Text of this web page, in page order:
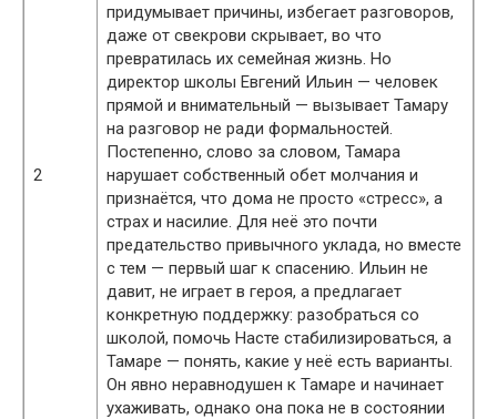
2
придумывает причины, избегает разговоров,
даже от свекрови скрывает, во что
превратилась их семейная жизнь. Но
директор школы Евгений Ильин — человек
прямой и внимательный — вызывает Тамару
на разговор не ради формальностей.
Постепенно, слово за словом, Тамара
нарушает собственный обет молчания и
признаётся, что дома не просто «стресс», а
страх и насилие. Для неё это почти
предательство привычного уклада, но вместе
с тем — первый шаг к спасению. Ильин не
давит, не играет в героя, а предлагает
конкретную поддержку: разобраться со
школой, помочь Насте стабилизироваться, а
Тамаре — понять, какие у неё есть варианты.
Он явно неравнодушен к Тамаре и начинает
ухаживать, однако она пока не в состоянии